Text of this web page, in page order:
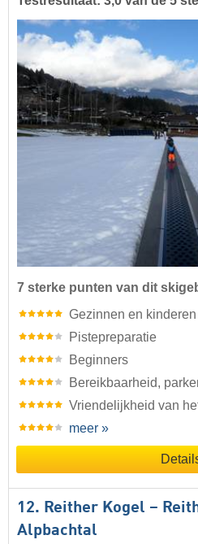
7 sterke punten van dit
Gezinnen en kinderen
Pistepreparatie
Beginners
Bereikbaarheid,
Vriendelijkheid van
meer »
12. Reither Kogel –
Alpbachtal